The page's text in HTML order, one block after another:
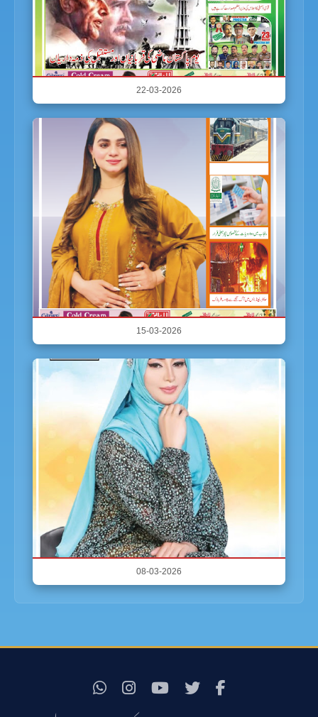
22-03-2026
15-03-2026
08-03-2026